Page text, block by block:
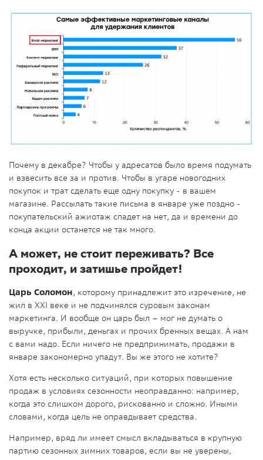
Почему в декабре? Чтобы у адресатов было время подумать
и взвесить все за и против. Чтобы в угаре новогодних
покупок и трат сделать еще одну покупку - в вашем
магазине. Рассылать такие письма в январе уже поздно -
покупательский ажиотаж спадет на нет, да и времени до
конца акции останется не так много.
А может, не стоит переживать? Все
проходит, и затишье пройдет!
Царь Соломон, которому принадлежит это изречение, не
жил в XXI веке и не подчинялся суровым законам
маркетинга. И вообще он царь был – мог не думать о
выручке, прибыли, деньгах и прочих бренных вещах. А нам
с вами надо. Если ничего не предпринимать, продажи в
январе закономерно упадут. Вы же этого не хотите?
Хотя есть несколько ситуаций, при которых повышение
продаж в условиях сезонности неоправданно: например,
когда это слишком дорого, рискованно и сложно. Иными
словами, когда цель не оправдывает средства.
Например, вряд ли имеет смысл вкладываться в крупную
партию сезонных зимних товаров, если вы не уверены,